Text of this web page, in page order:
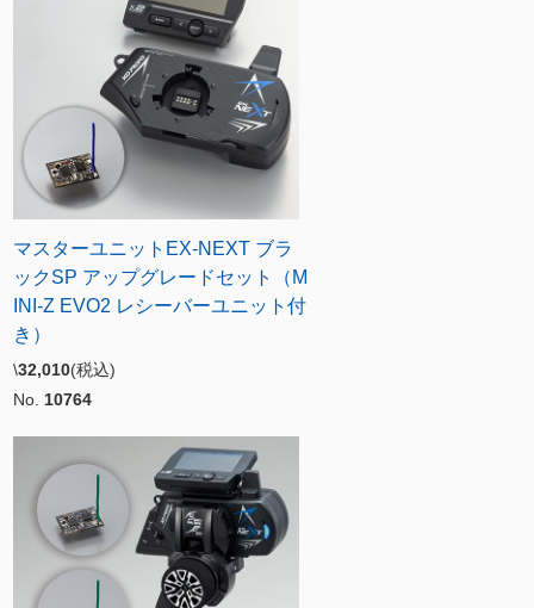
マスターユニットEX-NEXT ブラ
ックSP アップグレードセット（M
INI-Z EVO2 レシーバーユニット付
き）
\32,010(税込)
No. 10764